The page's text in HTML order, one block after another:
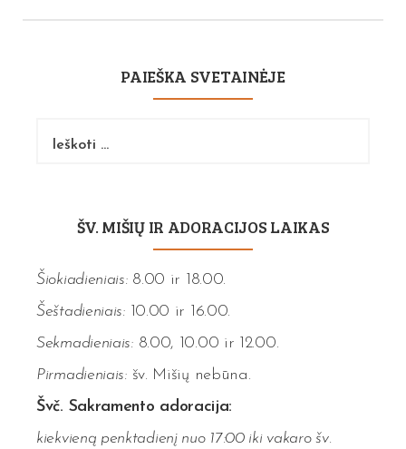
PAIEŠKA SVETAINĖJE
ŠV. MIŠIŲ IR ADORACIJOS LAIKAS
Šiokiadieniais:8.00 ir 18.00.
Šeštadieniais:10.00 ir 16.00.
Sekmadieniais:8.00, 10.00 ir 12.00.
Pirmadieniais:šv. Mišių nebūna.
Švč. Sakramento adoracija:
kiekvieną penktadienį nuo 17:00 iki vakaro šv.